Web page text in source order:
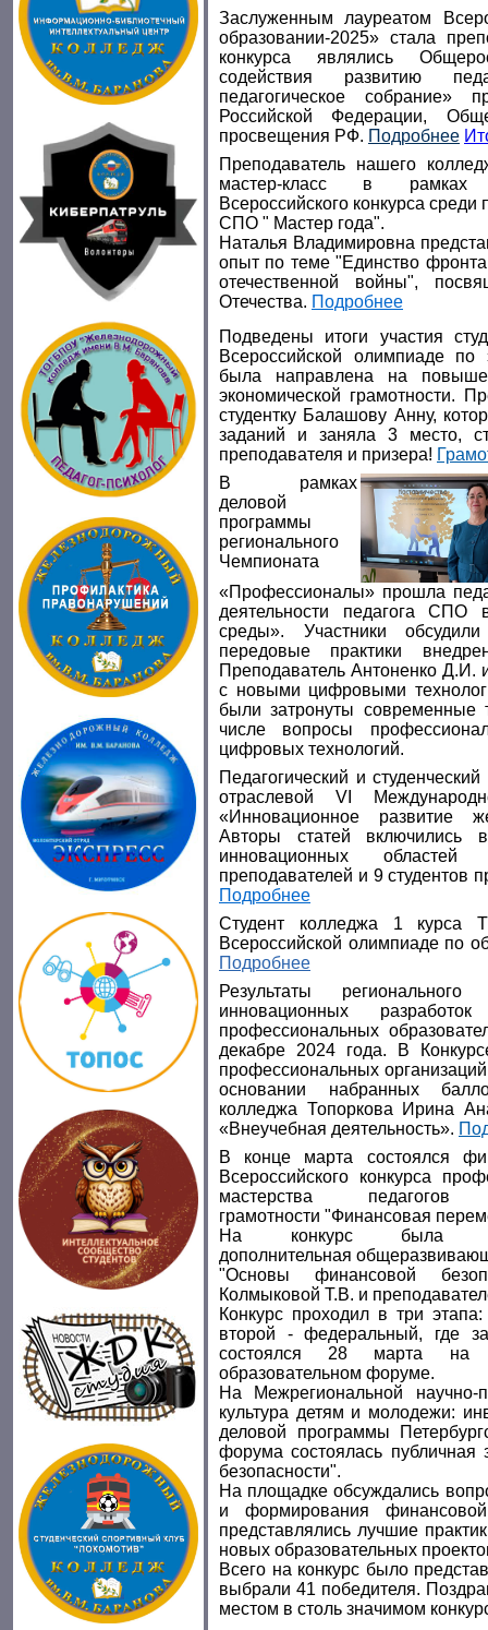
Заслуженным лауреатом
образовании-2025» стала
конкурса являлись
содействия развитию
педагогическое собрание»
Российской Федерации,
просвещения РФ. Подробнее
Преподаватель нашего
мастер-класс в рамках
Всероссийского конкурса среди
СПО " Мастер года".
Наталья Владимировна
опыт по теме "Единство
отечественной войны",
Отечества. Подробнее
Подведены итоги участия
Всероссийской олимпиаде по
была направлена на
экономической грамотности.
студентку Балашову Анну,
заданий и заняла 3 место,
преподавателя и призера!
В рамках
деловой
программы
регионального
Чемпионата
«Профессионалы» прошла
деятельности педагога СПО
среды». Участники
передовые практики
Преподаватель Антоненко Д.И.
с новыми цифровыми
были затронуты современные
числе вопросы
цифровых технологий.
Педагогический и
отраслевой VI
«Инновационное развитие
Авторы статей включились
инновационных областей
преподавателей и 9 студентов
Подробнее
Студент колледжа 1 курса
Всероссийской олимпиаде по
Подробнее
Результаты
инновационных
профессиональных
декабре 2024 года. В
профессиональных
основании набранных
колледжа Топоркова Ирина
«Внеучебная деятельность».
В конце марта состоялся
Всероссийского конкурса
мастерства педагогов
грамотности "Финансовая
На конкурс была
дополнительная
"Основы финансовой
Колмыковой Т.В. и
Конкурс проходил в три
второй - федеральный, где
состоялся 28 марта на
образовательном форуме.
На Межрегиональной научно-
культура детям и молодежи:
деловой программы
форума состоялась
безопасности".
На площадке обсуждались
и формирования
представлялись лучшие
новых образовательных
Всего на конкурс было
выбрали 41 победителя.
местом в столь значимом